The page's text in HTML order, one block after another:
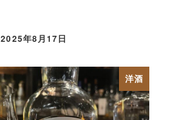
2025年8月17日
洋酒